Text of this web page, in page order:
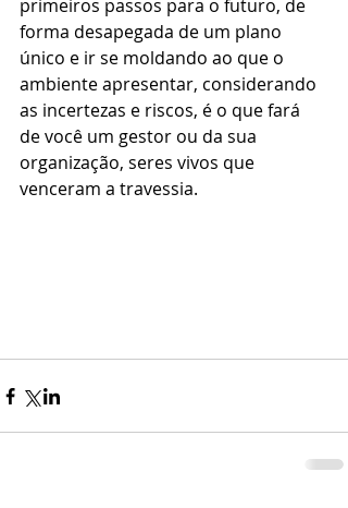
primeiros passos para o futuro, de
forma desapegada de um plano
único e ir se moldando ao que o
ambiente apresentar, considerando
as incertezas e riscos, é o que fará
de você um gestor ou da sua
organização, seres vivos que
venceram a travessia.